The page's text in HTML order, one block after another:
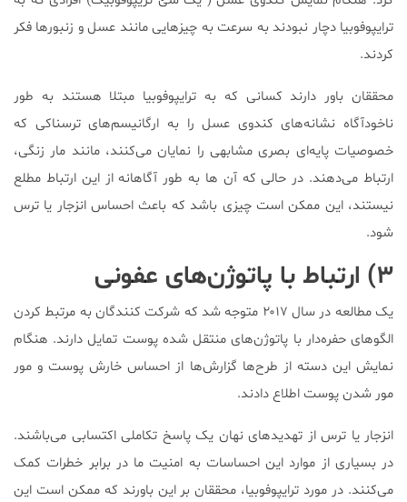
ترایپوفوبیا دچار نبودند به سرعت به چیزهایی مانند عسل و زنبورها فکر
کردند.
محققان باور دارند کسانی که به ترایپوفوبیا مبتلا هستند به طور
ناخودآگاه نشانه‌های کندوی عسل را به ارگانیسم‌های ترسناکی که
خصوصیات پایه‌ای بصری مشابهی را نمایان می‌کنند، مانند مار زنگی،
ارتباط می‌دهند. در حالی که آن ها به طور آگاهانه از این ارتباط مطلع
نیستند، این ممکن است چیزی باشد که باعث احساس انزجار یا ترس
شود.
۳) ارتباط با پاتوژن‌های عفونی
یک مطالعه در سال ۲۰۱۷ متوجه شد که شرکت کنندگان به مرتبط کردن
الگو‌های حفره‌دار با پاتوژن‌های منتقل شده پوست تمایل دارند. هنگام
نمایش این دسته از طرح‌ها گزارش‌ها از احساس خارش پوست و مور
مور شدن پوست اطلاع دادند.
انزجار یا ترس از تهدیدهای نهان یک پاسخ تکاملی اکتسابی می‌باشند.
در بسیاری از موارد این احساسات به امنیت ما در برابر خطرات کمک
می‌کنند. در مورد ترایپوفوبیا، محققان بر این باورند که ممکن است این